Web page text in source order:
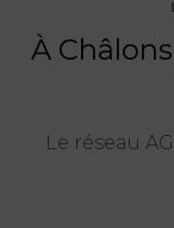
À
Le réseau